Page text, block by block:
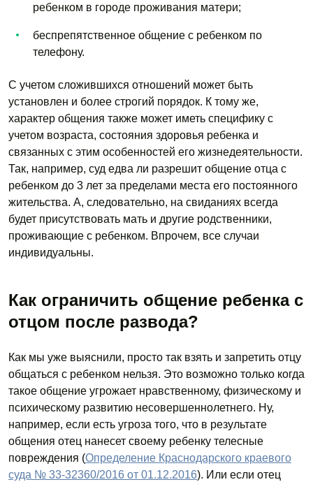
ребенком в городе проживания матери;
беспрепятственное общение с ребенком по
телефону.
С учетом сложившихся отношений может быть
установлен и более строгий порядок. К тому же,
характер общения также может иметь специфику с
учетом возраста, состояния здоровья ребенка и
связанных с этим особенностей его жизнедеятельности.
Так, например, суд едва ли разрешит общение отца с
ребенком до 3 лет за пределами места его постоянного
жительства. А, следовательно, на свиданиях всегда
будет присутствовать мать и другие родственники,
проживающие с ребенком. Впрочем, все случаи
индивидуальны.
Как ограничить общение ребенка с
отцом после развода?
Как мы уже выяснили, просто так взять и запретить отцу
общаться с ребенком нельзя. Это возможно только когда
такое общение угрожает нравственному, физическому и
психическому развитию несовершеннолетнего. Ну,
например, если есть угроза того, что в результате
общения отец нанесет своему ребенку телесные
повреждения (Определение Краснодарского краевого
суда № 33-32360/2016 от 01.12.2016). Или если отец